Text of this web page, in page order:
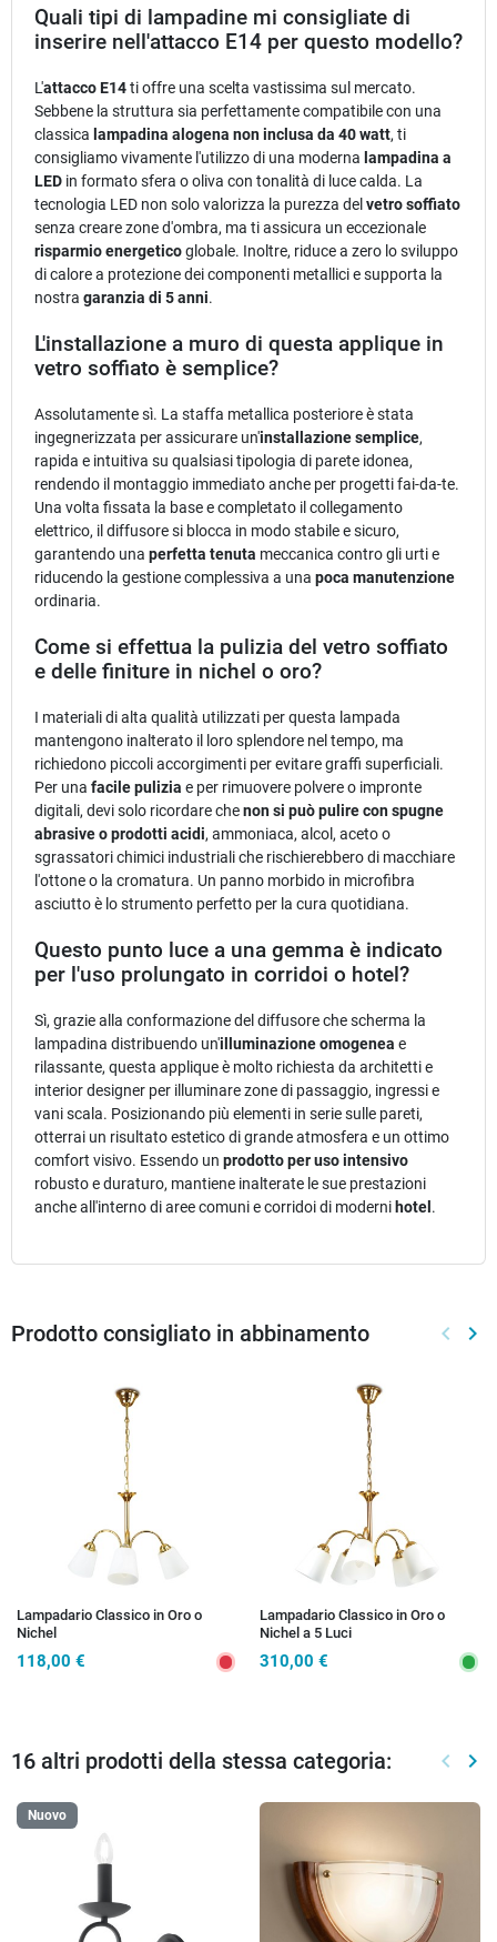
Quali tipi di lampadine mi consigliate di
inserire nell'attacco E14 per questo modello?
L'attacco E14ti offre una scelta vastissima sul mercato.
Sebbene la struttura sia perfettamente compatibile con una
classica lampadina alogena non inclusa da 40 watt, ti
consigliamo vivamente l'utilizzo di una moderna lampadina a
LED in formato sfera o oliva con tonalità di luce calda. La
tecnologia LED non solo valorizza la purezza del vetro soffiato
senza creare zone d'ombra, ma ti assicura un eccezionale
risparmio energeticoglobale. Inoltre, riduce a zero lo sviluppo
di calore a protezione dei componenti metallici e supporta la
nostra garanzia di 5 anni.
L'installazione a muro di questa applique in
vetro soffiato è semplice?
Assolutamente sì. La staffa metallica posteriore è stata
ingegnerizzata per assicurare un'installazione semplice,
rapida e intuitiva su qualsiasi tipologia di parete idonea,
rendendo il montaggio immediato anche per progetti fai-da-te.
Una volta fissata la base e completato il collegamento
elettrico, il diffusore si blocca in modo stabile e sicuro,
garantendo una perfetta tenuta meccanica contro gli urti e
riducendo la gestione complessiva a una poca manutenzione
ordinaria.
Come si effettua la pulizia del vetro soffiato
e delle finiture in nichel o oro?
I materiali di alta qualità utilizzati per questa lampada
mantengono inalterato il loro splendore nel tempo, ma
richiedono piccoli accorgimenti per evitare graffi superficiali.
Per una facile pulizia e per rimuovere polvere o impronte
digitali, devi solo ricordare chenon si può pulire con spugne
abrasive o prodotti acidi, ammoniaca, alcol, aceto o
sgrassatori chimici industriali che rischierebbero di macchiare
l'ottone o la cromatura. Un panno morbido in microfibra
asciutto è lo strumento perfetto per la cura quotidiana.
Questo punto luce a una gemma è indicato
per l'uso prolungato in corridoi o hotel?
Sì, grazie alla conformazione del diffusore che scherma la
lampadina distribuendo un'illuminazione omogenea e
rilassante, questa applique è molto richiesta da architetti e
interior designer per illuminare zone di passaggio, ingressi e
vani scala. Posizionando più elementi in serie sulle pareti,
otterrai un risultato estetico di grande atmosfera e un ottimo
comfort visivo. Essendo un prodotto per uso intensivo
robusto e duraturo, mantiene inalterate le sue prestazioni
anche all'interno di aree comuni e corridoi di moderni hotel .
Prodotto consigliato in abbinamento keyboard_arrow_left keyboard_arrow_right
Lampadario Classico in Oro o
Nichel
118,00 €
Lampadario Classico in Oro o
Nichel a 5 Luci
310,00 €
16 altri prodotti della stessa categoria: keyboard_arrow_left keyboard_arrow_right
Nuovo